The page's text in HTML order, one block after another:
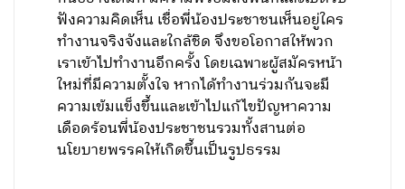
ฟังความคิดเห็น เชื่อพี่น้องประชาชนเห็นอยู่ใคร
ทำงานจริงจังและใกล้ชิด จึงขอโอกาสให้พวก
เราเข้าไปทำงานอีกครั้ง โดยเฉพาะผู้สมัครหน้า
ใหม่ที่มีความตั้งใจ หากได้ทำงานร่วมกันจะมี
ความเข้มแข็งขึ้นและเข้าไปแก้ไขปัญหาความ
เดือดร้อนพี่น้องประชาชนรวมทั้งสานต่อ
นโยบายพรรคให้เกิดขึ้นเป็นรูปธรรม